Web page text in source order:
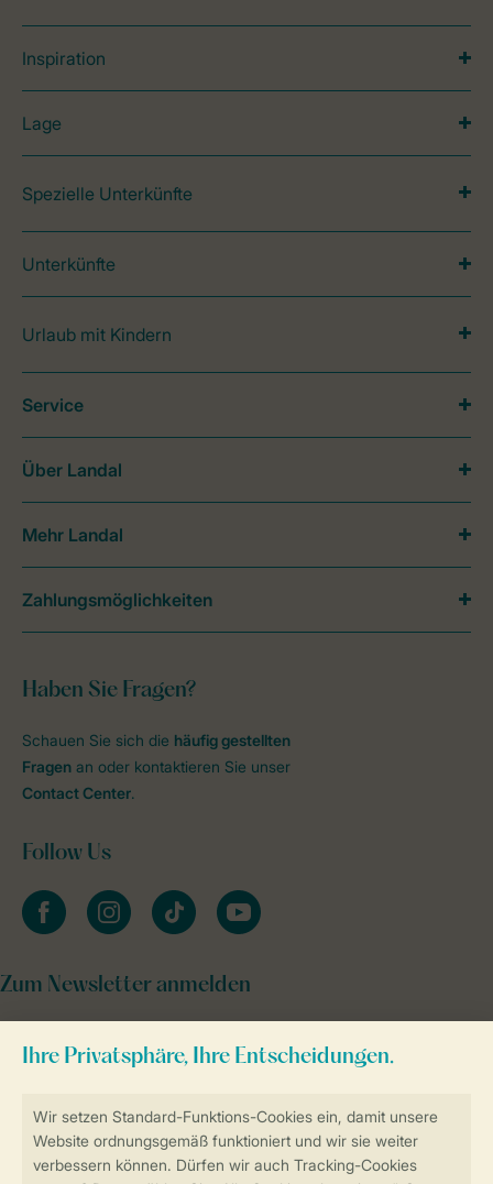
Sicher und schnell zur Online-Buchung
Inspiration
Lage
Spezielle Unterkünfte
Unterkünfte
Urlaub mit Kindern
Haben Sie Fragen?
Schauen Sie sich die häufig gestellten
Fragen an oder kontaktieren Sie unser
Contact Center.
Follow Us
facebookinstagramtiktok youtube
Zum Newsletter anmelden
Service
Über Landal
Mehr Landal
Zahlungsmöglichkeiten